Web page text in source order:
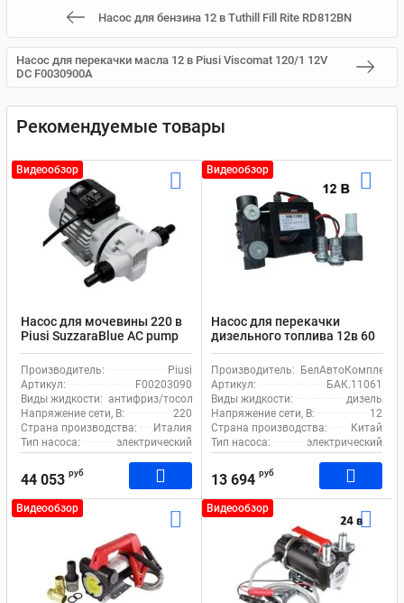
Насос для бензина 12 в Tuthill Fill Rite RD812BN
Насос для перекачки масла 12 в Piusi Viscomat 120/1 12V
DC F0030900A
Рекомендуемые товары
Видеообзор
Насос для мочевины 220 в
Piusi SuzzaraBlue AC pump
230V F00203090
Производитель:
Piusi
Артикул:
F00203090
Виды жидкости: антифриз/тосол, стеклоомыватель, adblue/мочевина,
Напряжение сети, В:
220
Страна производства:
Италия
Тип насоса:
электрический
44 053 руб
Видеообзор
Насос для перекачки
дизельного топлива 12в 60
л/м БелАк Меркурий
БАК.11061
Производитель: БелАвтоКомплект
Артикул:
БАК.11061
Виды жидкости:
дизель
Напряжение сети, В:
12
Страна производства:
Китай
Тип насоса:
электрический
13 694 руб
Видеообзор Видеообзор